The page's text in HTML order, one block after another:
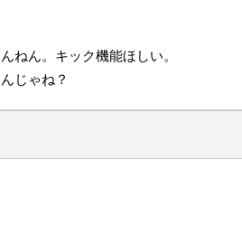
ねん。キック機能ほしい。
じゃね？